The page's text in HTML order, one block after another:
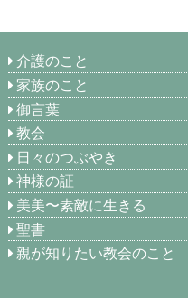
介護のこと
家族のこと
御言葉
教会
日々のつぶやき
神様の証
美美〜素敵に生きる
聖書
親が知りたい教会のこと